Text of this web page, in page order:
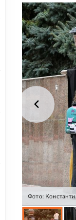
Фото: